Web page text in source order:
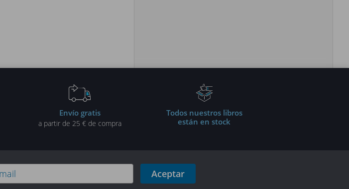
Envío gratis
a partir de 25 € de compra
Todos nuestros libros
están en stock
Aceptar